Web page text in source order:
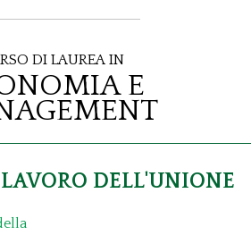
di Laurea in
e
DELL'UNIONE